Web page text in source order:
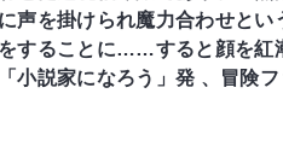
声を掛けられ魔力合わせとい
することに……すると顔を紅
説家になろう」発 、冒険フ